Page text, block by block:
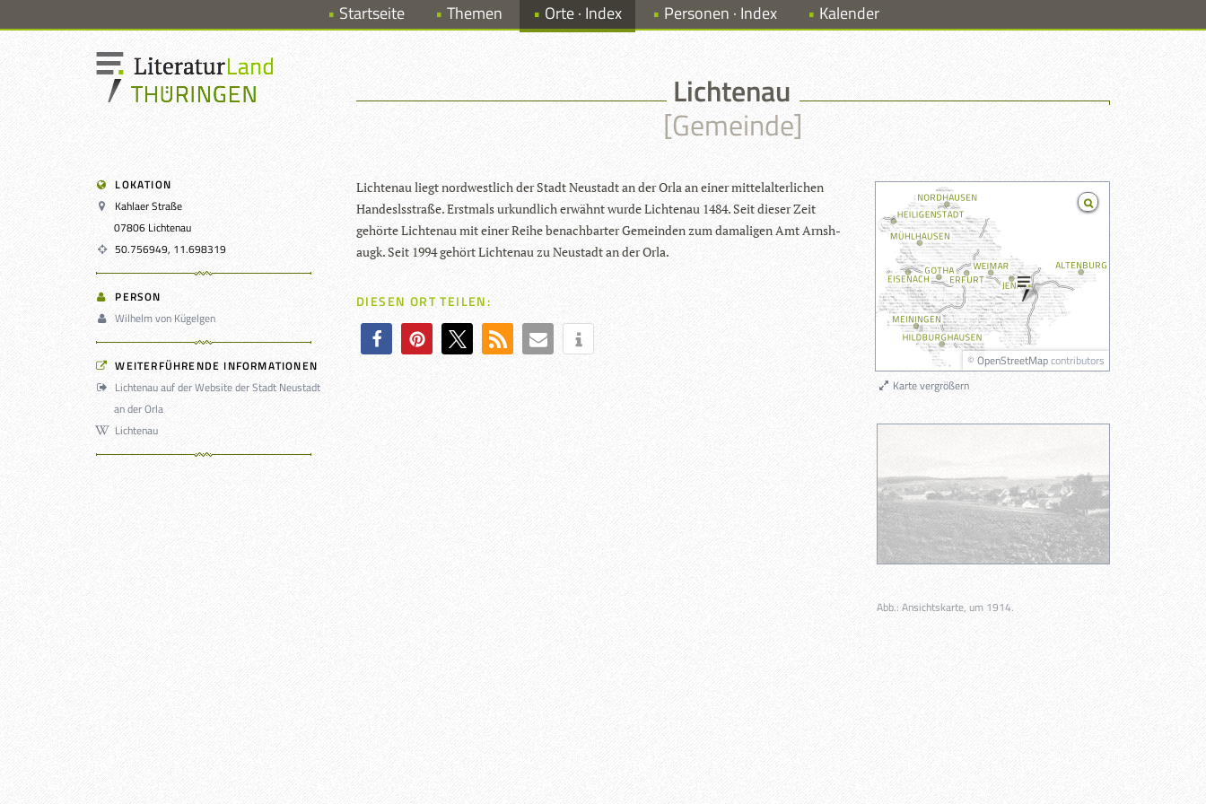
Startseite Themen Orte · Index Personen · Index Kalender
Lichtenau
[Gemeinde]
LOKATION
Kahlaer Straße
07806 Lichtenau
50.756949, 11.698319
PERSON
Wilhelm von Kügelgen
WEITERFÜHRENDE INFORMATIONEN
Lichtenau auf der Website der Stadt Neustadt
an der Orla
Lichtenau
Lich­tenau liegt nord­west­lich der Stadt Neu­stadt an der Orla an einer mit­tel­al­ter­li­chen
Han­des­ls­straße. Erst­mals urkund­lich erwähnt wurde Lich­tenau 1484. Seit die­ser Zeit
gehörte Lich­tenau mit einer Reihe benach­bar­ter Gemein­den zum dama­li­gen Amt Arns­h­
augk. Seit 1994 gehört Lich­tenau zu Neu­stadt an der Orla.
DIESEN ORT TEILEN:
© OpenStreetMapcontributors
Karte vergrößern
Abb.: Ansichtskarte, um 1914.